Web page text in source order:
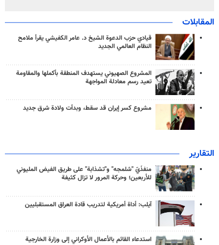
المقابلات
قيادي حزب الدعوة الشيخ د. عامر الكفيشي يقرأ ملامح
النظام العالمي الجديد
المشروع الصهيوني يستهدف المنطقة بأكملها والمقاومة
تعيد رسم معادلة المواجهة
مشروع كسر إيران قد سقط، وبدأت ولادة شرق جديد
التقارير
منفذَيّ "شلمجه" و"تشذابة" على طريق الفيض المليوني
للأربعين؛ وحركة المرور لا تزال كثيفة
آيلب: أداة أمريكية لتدريب قادة العراق المستقبليين
استدعاء القائم بالأعمال الأوكراني إلى وزارة الخارجية